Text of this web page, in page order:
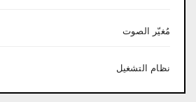
مُغيّر الصوت
نظام التشغيل